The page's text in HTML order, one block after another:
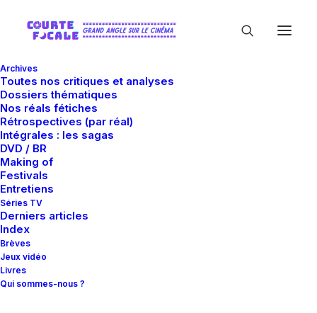
Archives
Toutes nos critiques et analyses
Dossiers thématiques
Nos réals fétiches
Rétrospectives (par réal)
Intégrales : les sagas
DVD / BR
Making of
Festivals
Entretiens
Séries TV
Derniers articles
Index
Brèves
Jeux vidéo
Livres
Qui sommes-nous ?